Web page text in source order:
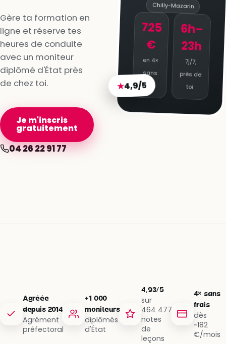
Gère ta formation en
ligne et réserve tes
heures de conduite
avec un moniteur
diplômé d'État près
de chez toi.
Je m'inscris
gratuitement
04 26 22 91 77
Chilly-Mazarin
725
€
en 4×
sans
frais
6h–
23h
7j/7,
près de
toi
★4,9/5
Agréée
depuis 2014
Agrément
préfectoral
+1 000
moniteurs
diplômés
d'État
4,93/5
sur
464 477
notes
de
leçons
4× sans
frais
dès
~182
€/mois